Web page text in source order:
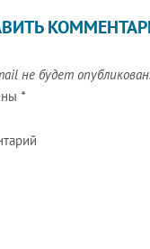
не будет опубликован.
*